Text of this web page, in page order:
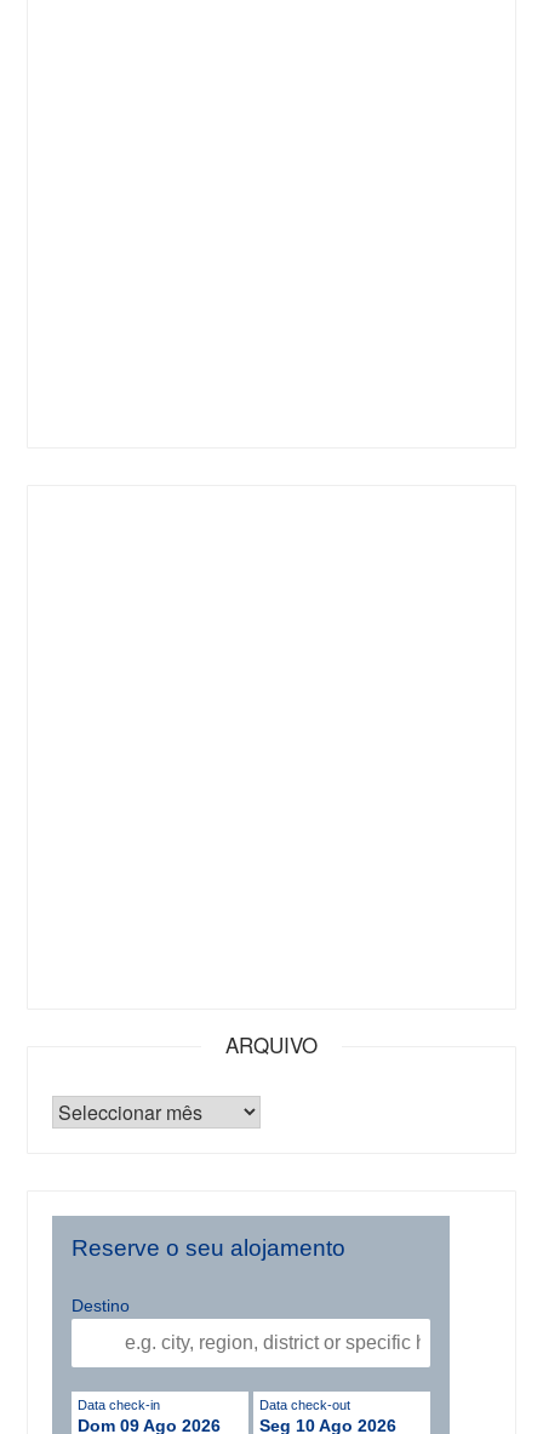
ARQUIVO
Reserve o seu alojamento
Destino
Data check-in
Dom 09 Ago 2026
Data check-out
Seg 10 Ago 2026